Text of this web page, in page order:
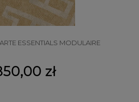
ESSENTIALS MODULAIRE
zł